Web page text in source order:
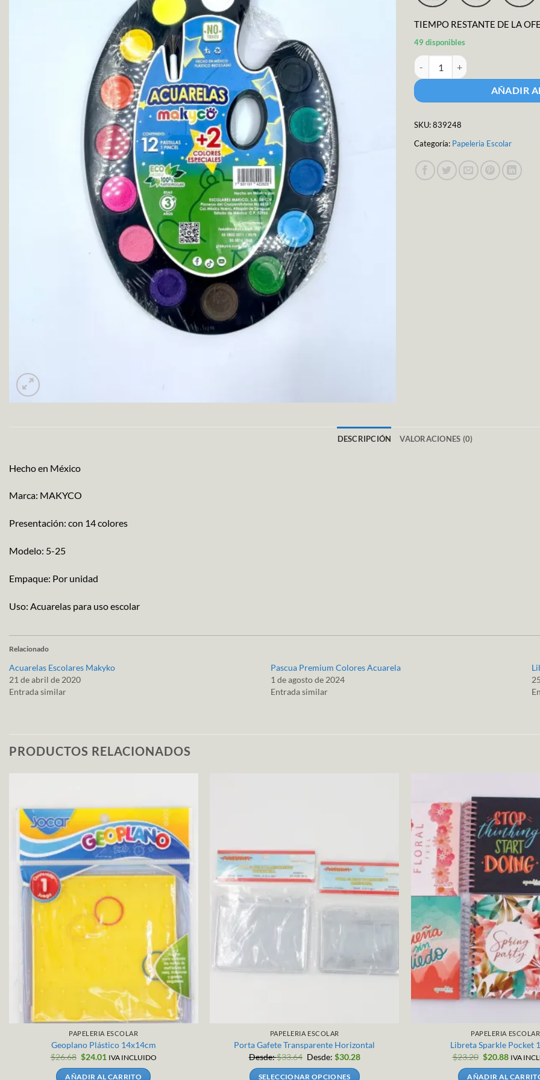
$25.52.
TIEMPO RESTANTE DE LA
49 disponibles
Acuarela 12 colores M-25 cantidad
AÑADIR
SKU:839248
Categoría: Papeleria Escolar
DESCRIPCIÓN VALORACIONES (0)
Hecho en México
Marca: MAKYCO
Presentación: con 14 colores
Modelo: 5-25
Empaque: Por unidad
Uso: Acuarelas para uso escolar
Relacionado
Acuarelas Escolares Makyko
21 de abril de 2020
Entrada similar
Pascua Premium Colores Acuarela
1 de agosto de 2024
Entrada similar
PRODUCTOS RELACIONADOS
PAPELERIA ESCOLAR
Geoplano Plástico 14x14cm
$26.68 El
original
$24.01 El
actual
IVA INCLUIDO
AÑADIR AL CARRITO
PAPELERIA ESCOLAR
Porta Gafete Transparente Horizontal
Desde:$33.64 Desde: $30.28
SELECCIONAR OPCIONES
PAPELERIA ESCOLAR
Libreta Sparkle Pocket
$23.20 El
original
$20.88El
actual
IVA
AÑADIR AL